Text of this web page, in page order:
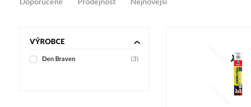
Doporučené Prodejnost Nejnovější
VÝROBCE
Den Braven (3)